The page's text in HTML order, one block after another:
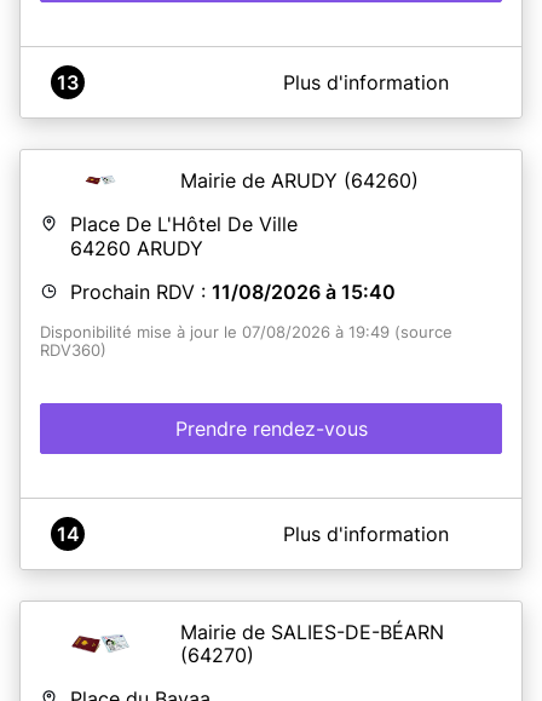
A propos de MAIRIE DE LIPOSTHEY
13 Plus d'information
Mairie de ARUDY (64260)
Place De L'Hôtel De Ville
64260 ARUDY
Prochain RDV : 11/08/2026 à 15:40
Disponibilité mise à jour le 07/08/2026 à 19:49 (source
RDV360)
Prendre rendez-vous
A propos de MAIRIE ARUDY
voyage.
Le délai d'obtention d'une carte nationale d'identité ou
d'un passeport comprend la prise d'un rendez-vous
en mairie (attente de 4 mois à ce jour) et le délai de
14 Plus d'information
Mairie de SALIES-DE-BÉARN
(64270)